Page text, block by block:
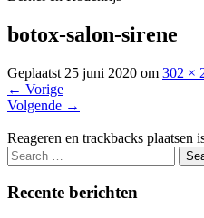
botox-salon-sirene
Geplaatst 25 juni 2020 om 302 ×
← Vorige
Volgende →
Reageren en trackbacks plaatsen
Recente berichten